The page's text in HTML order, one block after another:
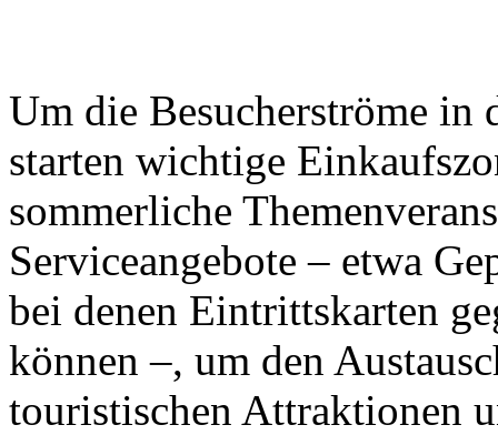
Um die Besucherströme in
starten wichtige
sommerliche
Serviceangebote – etwa
bei denen Eintrittskarten
können –, um den
touristischen Attraktionen